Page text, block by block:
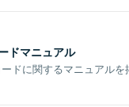
ドマニュアル
ドに関するマニュアルを